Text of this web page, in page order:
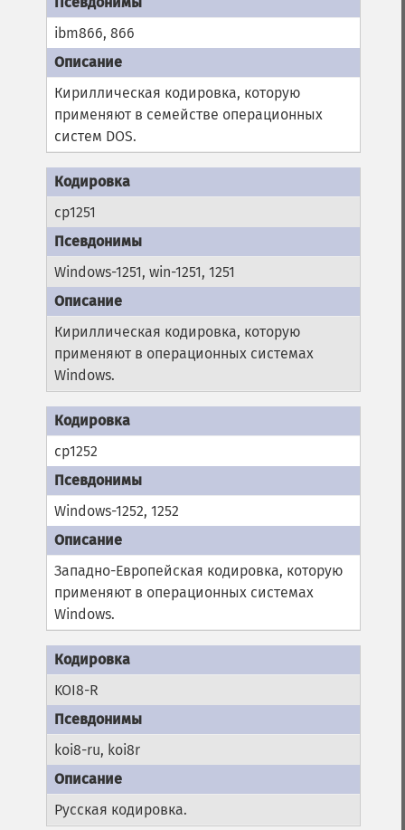
ibm866, 866
Кириллическая кодировка, которую
применяют в семействе операционных
систем DOS.
cp1251
Windows-1251, win-1251, 1251
Кириллическая кодировка, которую
применяют в операционных системах
Windows.
cp1252
Windows-1252, 1252
Западно-Европейская кодировка, которую
применяют в операционных системах
Windows.
KOI8-R
koi8-ru, koi8r
Русская кодировка.